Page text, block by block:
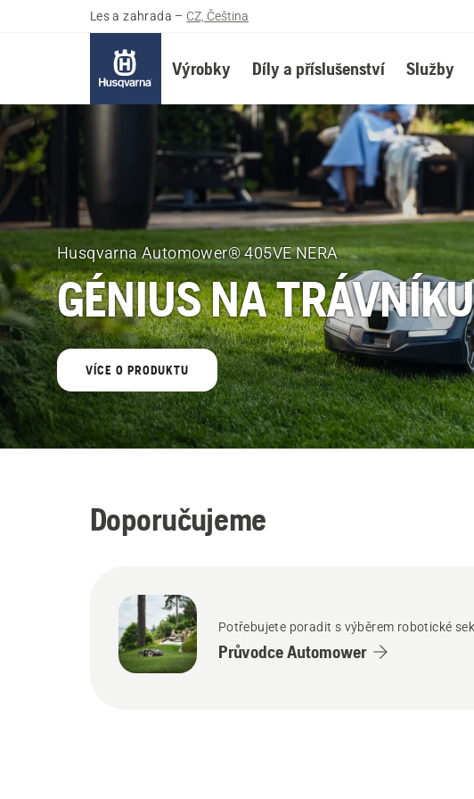
Les a zahrada – CZ, Čeština
Výrobky Díly a příslušenství Služby
Husqvarna
Les
a
zahrada
Česko
Husqvarna Automower® 405VE NERA
GÉNIUS NA TRÁVNÍKU
VÍCE O PRODUKTU
Doporučujeme
Potřebujete poradit s výběrem robotické
Průvodce Automower